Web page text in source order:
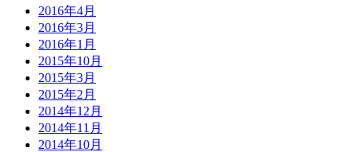
2016年4月
2016年3月
2016年1月
2015年10月
2015年3月
2015年2月
2014年12月
2014年11月
2014年10月